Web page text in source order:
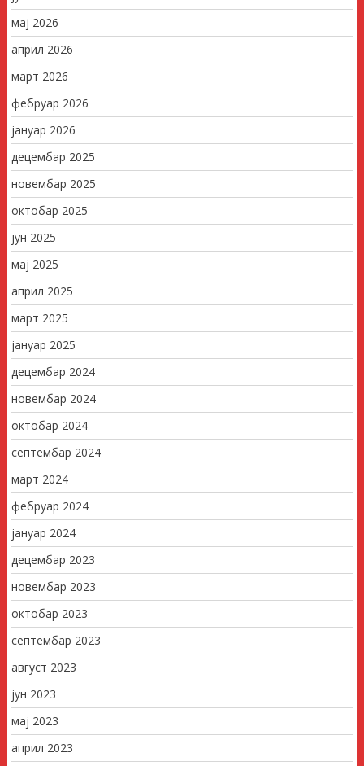
мај 2026
април 2026
март 2026
фебруар 2026
јануар 2026
децембар 2025
новембар 2025
октобар 2025
јун 2025
мај 2025
април 2025
март 2025
јануар 2025
децембар 2024
новембар 2024
октобар 2024
септембар 2024
март 2024
фебруар 2024
јануар 2024
децембар 2023
новембар 2023
октобар 2023
септембар 2023
август 2023
јун 2023
мај 2023
април 2023